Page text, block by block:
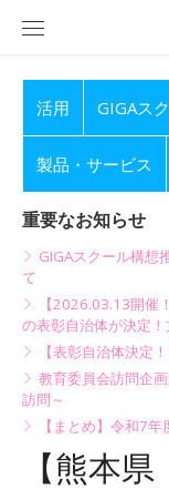
活用 GIGAス
製品・サービス
重要なお知らせ
GIGAスクール構想
て
【2026.03.13開催
の表彰自治体が決定
【表彰自治体決定
教育委員会訪問企
訪問～
【まとめ】令和7
【熊本